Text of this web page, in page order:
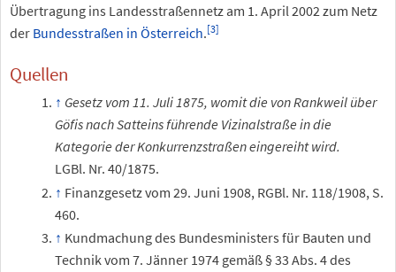
Übertragung ins Landesstraßennetz am 1. April 2002 zum Netz
der Bundesstraßen in Österreich.[3]
Quellen
Gesetz vom 11. Juli 1875, womit die von Rankweil über
Göfis nach Satteins führende Vizinalstraße in die
Kategorie der Konkurrenzstraßen eingereiht wird.
LGBl. Nr. 40/1875.
Finanzgesetz vom 29. Juni 1908, RGBl. Nr. 118/1908, S.
460.
Kundmachung des Bundesministers für Bauten und
Technik vom 7. Jänner 1974 gemäß §33 Abs. 4 des